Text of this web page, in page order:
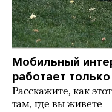
Мобильный
работает
Расскажите, как
там, где вы живете